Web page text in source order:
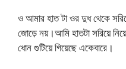
ও আমার হাত টা ওর দুধ থেকে
জোড়ে নয়।আমি হাতটা সরিয়ে
ধোন গুটিয়ে গিয়েছে একেবারে।